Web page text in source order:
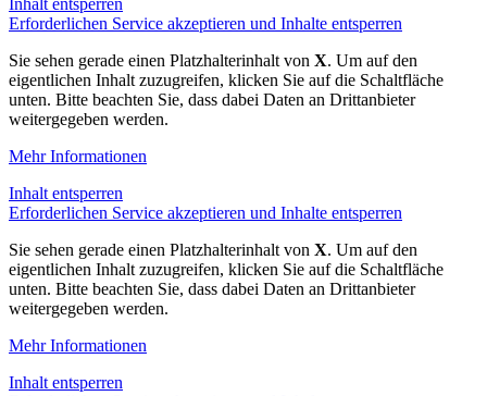
Inhalt entsperren
Erforderlichen Service akzeptieren und Inhalte entsperren
Sie sehen gerade einen Platzhalterinhalt von X. Um auf den
eigentlichen Inhalt zuzugreifen, klicken Sie auf die Schaltfläche
unten. Bitte beachten Sie, dass dabei Daten an Drittanbieter
weitergegeben werden.
Mehr Informationen
Inhalt entsperren
Erforderlichen Service akzeptieren und Inhalte entsperren
Sie sehen gerade einen Platzhalterinhalt von X. Um auf den
eigentlichen Inhalt zuzugreifen, klicken Sie auf die Schaltfläche
unten. Bitte beachten Sie, dass dabei Daten an Drittanbieter
weitergegeben werden.
Mehr Informationen
Inhalt entsperren